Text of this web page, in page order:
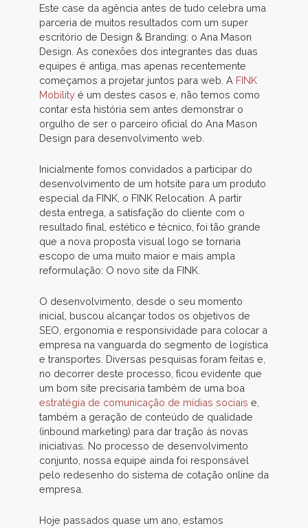
Este case da agência antes de tudo celebra uma
parceria de muitos resultados com um super
escritório de Design & Branding: o Ana Mason
Design. As conexões dos integrantes das duas
equipes é antiga, mas apenas recentemente
começamos a projetar juntos para web. A FINK
Mobility é um destes casos e, não temos como
contar esta história sem antes demonstrar o
orgulho de ser o parceiro oficial do Ana Mason
Design para desenvolvimento web.
Inicialmente fomos convidados a participar do
desenvolvimento de um hotsite para um produto
especial da FINK, o FINK Relocation. A partir
desta entrega, a satisfação do cliente com o
resultado final, estético e técnico, foi tão grande
que a nova proposta visual logo se tornaria
escopo de uma muito maior e mais ampla
reformulação: O novo site da FINK.
O desenvolvimento, desde o seu momento
inicial, buscou alcançar todos os objetivos de
SEO, ergonomia e responsividade para colocar a
empresa na vanguarda do segmento de logística
e transportes. Diversas pesquisas foram feitas e,
no decorrer deste processo, ficou evidente que
um bom site precisaria também de uma boa
estratégia de comunicação de mídias sociais e,
também a geração de conteúdo de qualidade
(inbound marketing) para dar tração às novas
iniciativas. No processo de desenvolvimento
conjunto, nossa equipe ainda foi responsável
pelo redesenho do sistema de cotação online da
empresa.
Hoje passados quase um ano, estamos